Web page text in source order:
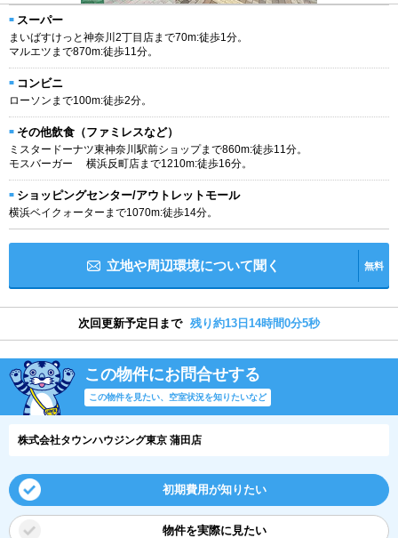
スーパー
まいばすけっと神奈川2丁目店まで70m:徒歩1分。
マルエツまで870m:徒歩11分。
コンビニ
ローソンまで100m:徒歩2分。
その他飲食（ファミレスなど）
ミスタードーナツ東神奈川駅前ショップまで860m:徒歩11分。
モスバーガー 横浜反町店まで1210m:徒歩16分。
ショッピングセンター/アウトレットモール
横浜ベイクォーターまで1070m:徒歩14分。
立地や周辺環境について聞く 無料
次回更新予定日まで 残り約13日14時間0分4秒
この物件にお問合せする
この物件を見たい、空室状況を知りたいなど
株式会社タウンハウジング東京 蒲田店
初期費用が知りたい
物件を実際に見たい